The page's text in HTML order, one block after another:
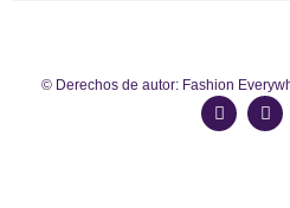
© Derechos de autor: Fashion